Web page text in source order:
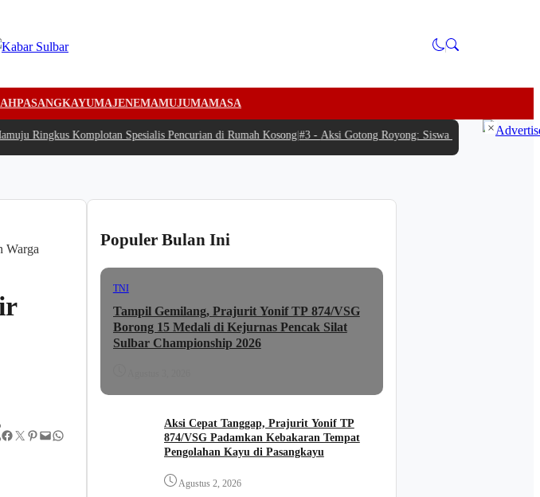
PASANGKAYUMAJENEMAMUJUMAMASA
Ringkus Komplotan Spesialis Pencurian di Rumah Kosong|#3 -Aksi Gotong Royong: Siswa Antusias Bantu
Warga
Facebook Twitter Pinterest Mail WhatsApp
Populer Bulan Ini
TNI
Tampil Gemilang, Prajurit Yonif TP 874/VSG
Borong 15 Medali di Kejurnas Pencak Silat
Sulbar Championship 2026
Aksi Cepat Tanggap, Prajurit Yonif TP
874/VSG Padamkan Kebakaran Tempat
Pengolahan Kayu di Pasangkayu
Agustus 2, 2026
×